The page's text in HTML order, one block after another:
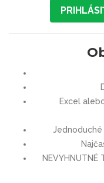
Excel
NEVYHNUTNÉ